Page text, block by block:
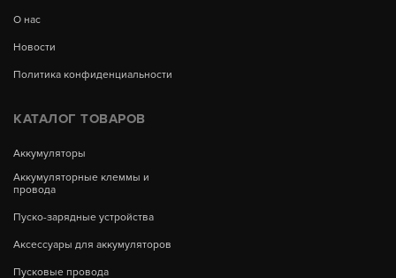
О нас
Новости
Политика конфиденциальности
КАТАЛОГ ТОВАРОВ
Аккумуляторы
Аккумуляторные клеммы и
провода
Пуско-зарядные устройства
Аксессуары для аккумуляторов
Пусковые провода